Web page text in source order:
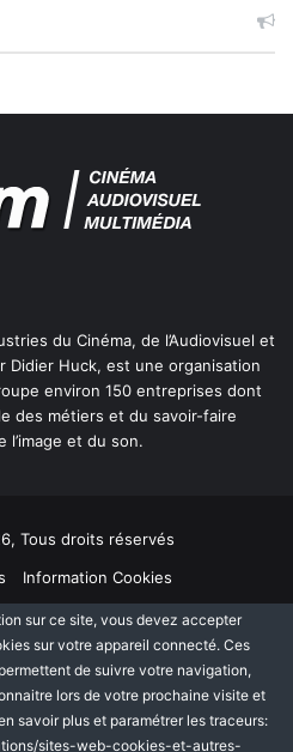
du Cinéma, de l’Audiovisuel et
Didier Huck, est une organisation
environ 150 entreprises dont
des métiers et du savoir-faire
l’image et du son.
Tous droits réservés
Information Cookies
personnelles
Plan du site
FacebookLinkedin
sur ce site, vous devez accepter
sur votre appareil connecté. Ces
de suivre votre navigation,
lors de votre prochaine visite et
savoir plus et paramétrer les traceurs:
sites-web-cookies-et-autres-